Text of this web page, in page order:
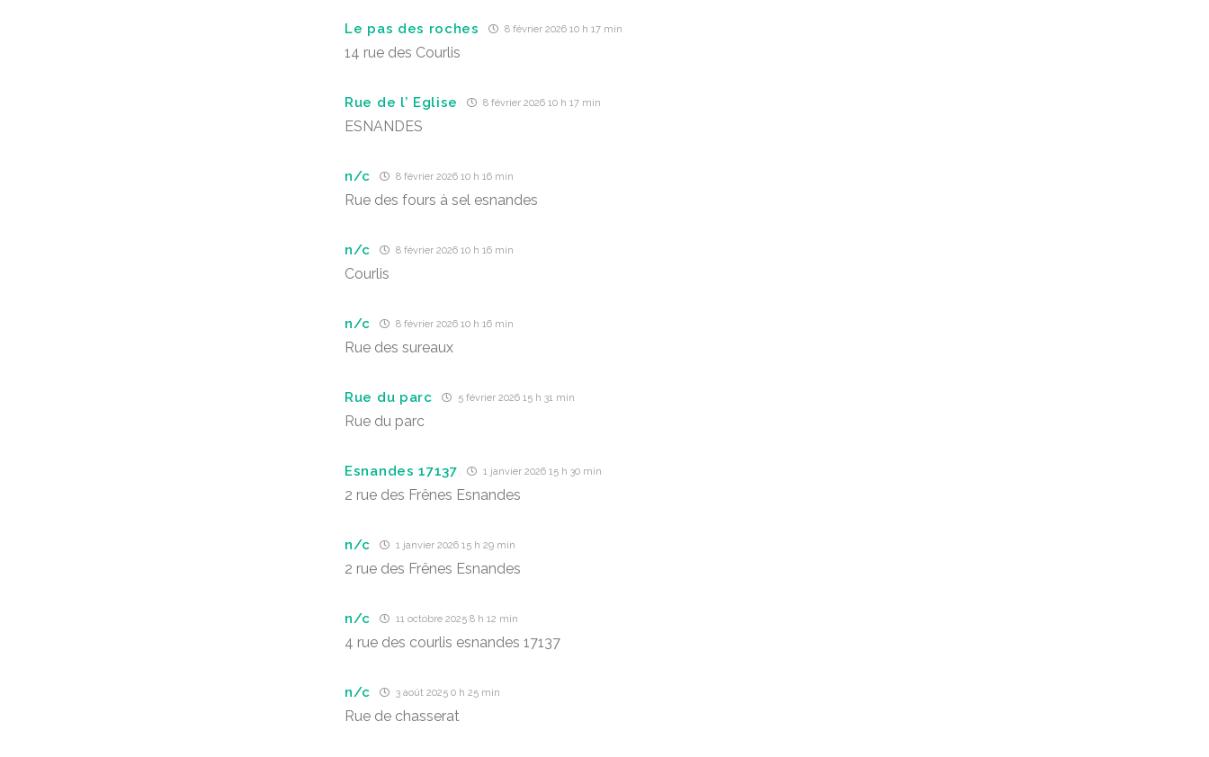
Le pas des roches 8 février 2026 10 h 17 min
14 rue des Courlis
Rue de l’ Eglise 8 février 2026 10 h 17 min
ESNANDES
n/c 8 février 2026 10 h 16 min
Rue des fours à sel esnandes
n/c 8 février 2026 10 h 16 min
Courlis
n/c 8 février 2026 10 h 16 min
Rue des sureaux
Rue du parc 5 février 2026 15 h 31 min
Rue du parc
Esnandes 17137 1 janvier 2026 15 h 30 min
2 rue des Frênes Esnandes
n/c 1 janvier 2026 15 h 29 min
2 rue des Frênes Esnandes
n/c 11 octobre 2025 8 h 12 min
4 rue des courlis esnandes 17137
n/c 3 août 2025 0 h 25 min
Rue de chasserat